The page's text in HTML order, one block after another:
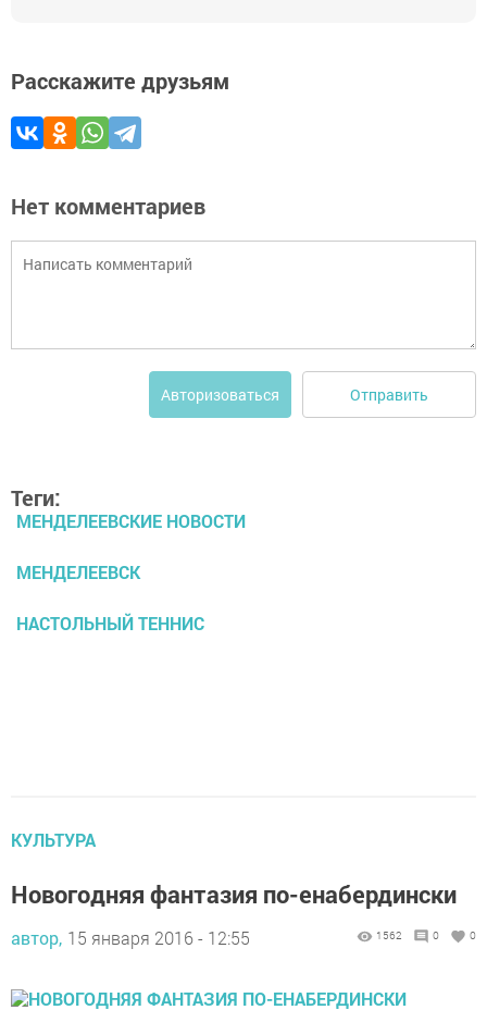
Расскажите друзьям
Нет комментариев
Авторизоваться Отправить
Теги:
МЕНДЕЛЕЕВСКИЕ НОВОСТИ
МЕНДЕЛЕЕВСК
НАСТОЛЬНЫЙ ТЕННИС
КУЛЬТУРА
Новогодняя фантазия по-енабердински
автор, 15 января 2016 - 12:55 1562 0 0